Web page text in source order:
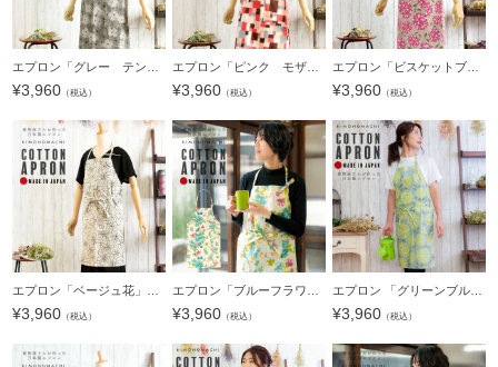
¥3,960 （税込） ¥3,960 （税込）
エプロン「ビスケットブーケ」 実用的 日本製 オシャレ かわいい KIMONOMACHI オリジナル カフェエプロン 母の日 敬老の日 誕生日 プレゼント、ギフト、贈り物に最適＜H＞ 【送料無料】【メール便対応可】ss2603wkm1
¥3,960（税込）
エプロン「ベージュ花」実用的 日本製 オシャレ かわいい KIMONOMACHI オリジナル カフェエプロン 母の日 敬老の日 誕生日 プレゼント、ギフト、贈り物に最適 【送料無料】【メール便対応可】
¥3,960 （税込）
エプロン「ブルーフラワー」実用的 日本製 オシャレ かわいい KIMONOMACHI オリジナル カフェエプロン 母の日 敬老の日 誕生日 プレゼント、ギフト、贈り物に最適＜H＞【メール便対応可】
¥3,960 （税込）
エプロン 「グリーンブルーブーケ」 実用的 日本製 オシャレ かわいい KIMONOMACHI オリジナル カフェエプロン 母の日 敬老の日 誕生日 プレゼント、ギフト、贈り物に最適 【送料無料】【メール便対応可】＜H＞
¥3,960（税込）